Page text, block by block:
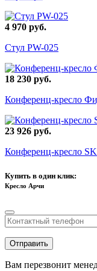
4 970 руб.
Стул PW-025
18 230 руб.
Конференц-кресло
23 926 руб.
Конференц-кресло
Купить в один клик:
Кресло Арчи
Отправить
Вам перезвонит